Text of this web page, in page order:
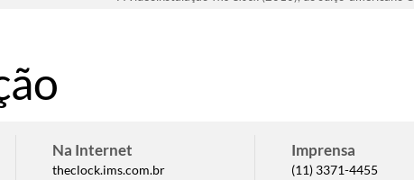
Na Internet
theclock.ims.com.br
Imprensa
(11) 3371-4455